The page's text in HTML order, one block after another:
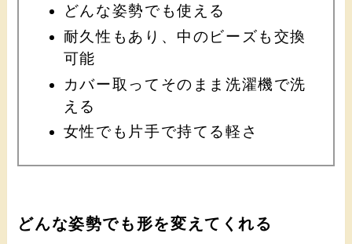
どんな姿勢でも使える
耐久性もあり、中のビーズも交換
可能
カバー取ってそのまま洗濯機で洗
える
女性でも片手で持てる軽さ
どんな姿勢でも形を変えてくれる